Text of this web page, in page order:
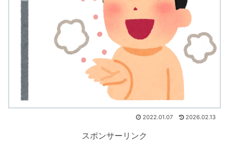
2022.01.07 2026.02.13
スポンサーリンク